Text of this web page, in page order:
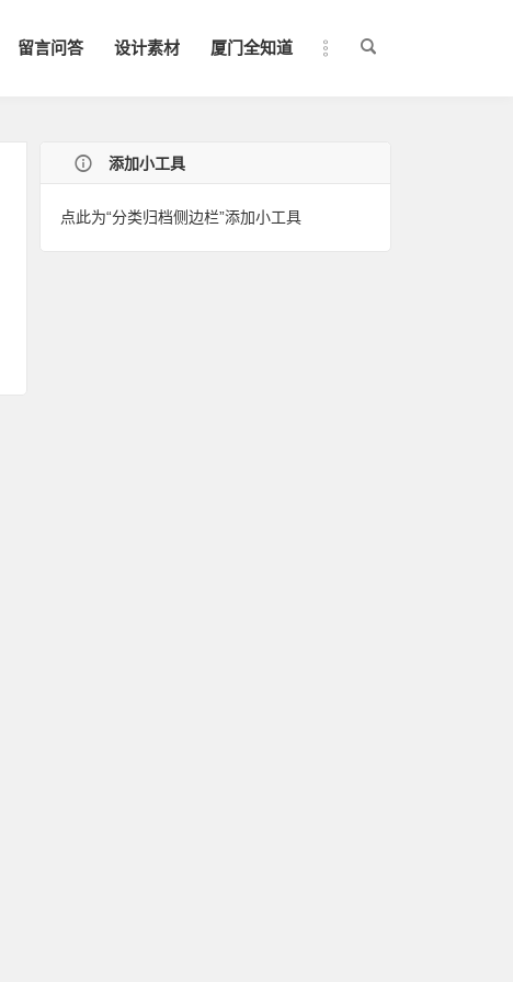
留言问答 设计素材 厦门全知道
添加小工具
点此为“分类归档侧边栏”添加小工具